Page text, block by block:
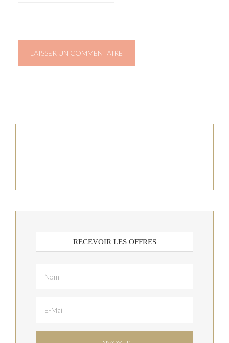
RECEVOIR LES OFFRES